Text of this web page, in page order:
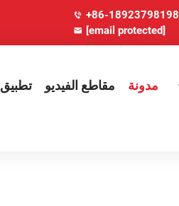
+86-18923798198
[email protected]
مدونة مقاطع الفيديو
تطبيق